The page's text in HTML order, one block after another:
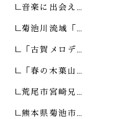
音楽に出会え…
菊池川流域「…
「古賀メロデ…
「春の木葉山…
荒尾市宮崎兄…
熊本県菊池市…